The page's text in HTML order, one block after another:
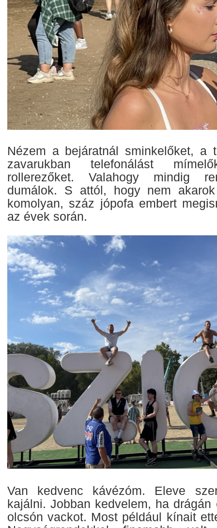
Nézem a bejáratnál sminkelőket, a
zavarukban telefonálást
rollerezőket. Valahogy mindig
dumálok. S attól, hogy nem
komolyan, száz jópofa embert
az évek során.
Van kedvenc kávézóm. Eleve
kajálni. Jobban kedvelem, ha
olcsón vackot. Most például kínait